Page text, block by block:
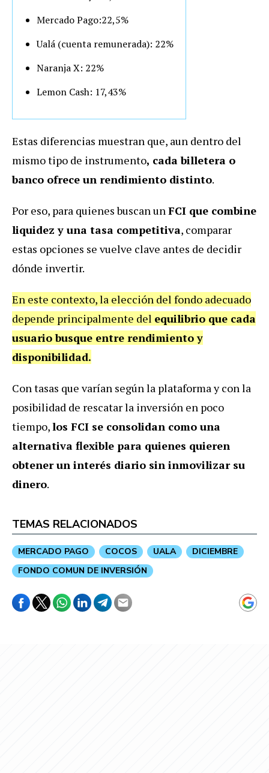
Mercado Pago:22,5%
Ualá (cuenta remunerada): 22%
Naranja X: 22%
Lemon Cash: 17,43%
Estas diferencias muestran que, aun dentro del
mismo tipo de instrumento, cada billetera o
banco ofrece un rendimiento distinto.
Por eso, para quienes buscan unFCI que combine
liquidez y una tasa competitiva, comparar
estas opciones se vuelve clave antes de decidir
dónde invertir.
En este contexto, la elección del fondo adecuado
depende principalmente del equilibrio que cada
usuario busque entre rendimiento y
disponibilidad.
Con tasas que varían según la plataforma y con la
posibilidad de rescatar la inversión en poco
tiempo,los FCI se consolidan como una
alternativa flexible para quienes quieren
obtener un interés diario sin inmovilizar su
dinero.
TEMAS RELACIONADOS
MERCADO PAGO COCOS UALA
DICIEMBRE
FONDO COMUN DE INVERSIÓN